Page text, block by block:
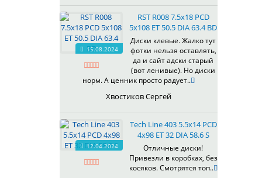
602
604
607
614
622
624
625
626
628
629
15.08.2024
RST R008 7.5x18 PCD
5x108 ET 50.5 DIA 63.4 BD
Диски клевые. Жалко тут
фотки нельзя оставлять,
да и сайт адски старый
(вот ленивые). Но диски
норм. А ценник просто радует..
Хвостиков Сергей
12.04.2024
Tech Line 403 5.5x14 PCD
4x98 ET 32 DIA 58.6 S
Отличные диски!
Привезли в коробках, без
косяков. Смотрятся топ..